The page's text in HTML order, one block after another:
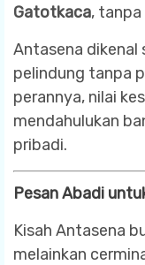
Gatotkaca, tanpa
Antasena dikenal
pelindung tanpa
perannya, nilai
mendahulukan
pribadi.
Pesan Abadi
Kisah Antasena
melainkan